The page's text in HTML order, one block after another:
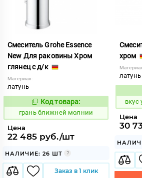
Смеситель Grohe Essence
New Для раковины Хром
глянец с д/к
Материал:
латунь
Код:
313178
Код товара:
грань ближней молнии
Цена
22 485 руб./шт
НАЛИЧИЕ: 26 ШТ
Заказ в 1 клик
хром
латунь
вкус
Цена
30